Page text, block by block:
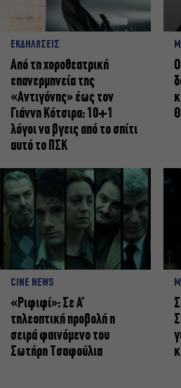
ΕΚΔΗΛΩΣΕΙΣ
Από τη χοροθεατρική
επανερμηνεία της
«Αντιγόνης» έως τον
Γιάννη Κότσιρα: 10+1
λόγοι να βγεις από το σπίτι
αυτό το ΠΣΚ
CINE NEWS
«Ριφιφί»: Σε Α’
τηλεοπτική προβολή η
σειρά φαινόμενο του
Σωτήρη Τσαφούλια